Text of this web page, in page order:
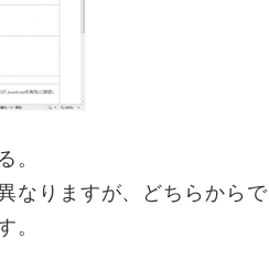
。
なりますが、どちらからで
。